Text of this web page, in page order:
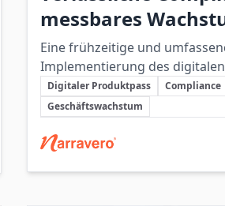
messbares
Eine frühzeitige und
Implementierung des digitalen
Produktpasses ermöglicht
gesetzliche Vorgaben zu
gleichzeitig durch digitale
messbares Wachstum zu
Schlüsselthemen
Digitaler Produktpass
Compliance
Geschäftswachstum
Beteiligte Unternehmen